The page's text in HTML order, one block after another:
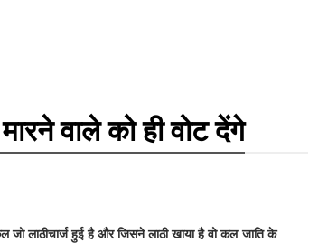
वाले को ही वोट देंगे
जो लाठीचार्ज हुई है और जिसने लाठी खाया है वो कल जाति के